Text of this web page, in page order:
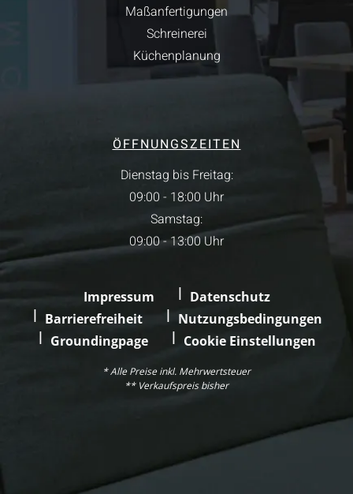
Maßanfertigungen
Schreinerei
Küchenplanung
ÖFFNUNGSZEITEN
Dienstag bis Freitag:
09:00 - 18:00 Uhr
Samstag:
09:00 - 13:00 Uhr
Impressum
Datenschutz
Barrierefreiheit
Nutzungsbedingungen
Groundingpage
Cookie Einstellungen
* Alle Preise inkl. Mehrwertsteuer
** Verkaufspreis bisher